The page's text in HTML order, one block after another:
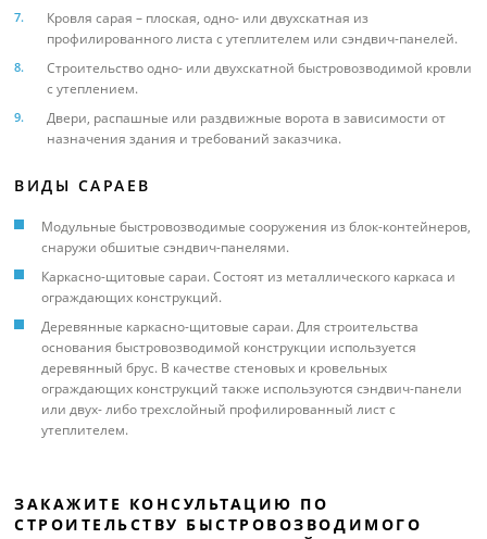
Кровля сарая – плоская, одно- или двухскатная из
профилированного листа с утеплителем или сэндвич-панелей.
Строительство одно- или двухскатной быстровозводимой кровли
с утеплением.
Двери, распашные или раздвижные ворота в зависимости от
назначения здания и требований заказчика.
ВИДЫ САРАЕВ
Модульные быстровозводимые сооружения из блок-контейнеров,
снаружи обшитые сэндвич-панелями.
Каркасно-щитовые сараи. Состоят из металлического каркаса и
ограждающих конструкций.
Деревянные каркасно-щитовые сараи. Для строительства
основания быстровозводимой конструкции используется
деревянный брус. В качестве стеновых и кровельных
ограждающих конструкций также используются сэндвич-панели
или двух- либо трехслойный профилированный лист с
утеплителем.
ЗАКАЖИТЕ КОНСУЛЬТАЦИЮ ПО
СТРОИТЕЛЬСТВУ БЫСТРОВОЗВОДИМОГО